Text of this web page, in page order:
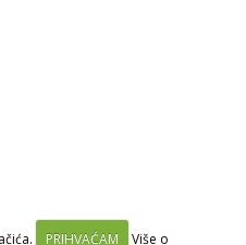
PRIHVAĆAM Više o